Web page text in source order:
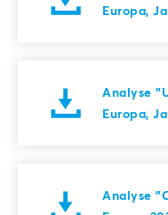
Europa,
Analyse
Europa,
Analyse